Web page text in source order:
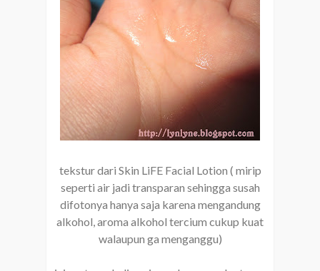
tekstur dari Skin LiFE Facial Lotion ( mirip
seperti air jadi transparan sehingga susah
difotonya hanya saja karena mengandung
alkohol, aroma alkohol tercium cukup kuat
walaupun ga menganggu)